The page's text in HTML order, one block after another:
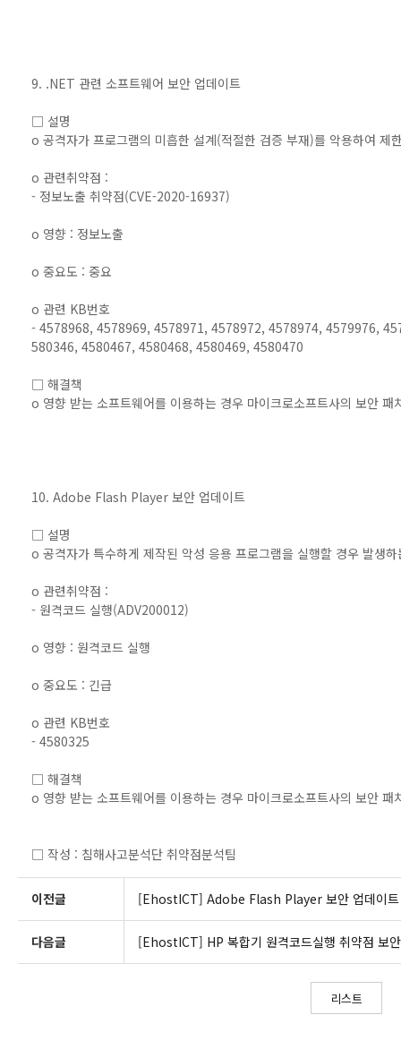
9. .NET 관련 소프트웨어 보안 업데이트
□ 설명
o 공격자가 프로그램의 미흡한 설계(적절한 검증 부재)를 악용하여 제
o 관련취약점 :
- 정보노출 취약점(CVE-2020-16937)
o 영향 : 정보노출
o 중요도 : 중요
o 관련 KB번호
- 4578968, 4578969, 4578971, 4578972, 4578974, 4579976,
580346, 4580467, 4580468, 4580469, 4580470
□ 해결책
o 영향 받는 소프트웨어를 이용하는 경우 마이크로소프트사의 보안 패
10. Adobe Flash Player 보안 업데이트
□ 설명
o 공격자가 특수하게 제작된 악성 응용 프로그램을 실행할 경우 발생
o 관련취약점 :
- 원격코드 실행(ADV200012)
o 영향 : 원격코드 실행
o 중요도 : 긴급
o 관련 KB번호
- 4580325
□ 해결책
o 영향 받는 소프트웨어를 이용하는 경우 마이크로소프트사의 보안 패
□ 작성 : 침해사고분석단 취약점분석팀
이전글 [EhostICT] Adobe Flash Player 보안 업데이트
다음글 [EhostICT] HP 복합기 원격코드실행 취약점 보
리스트